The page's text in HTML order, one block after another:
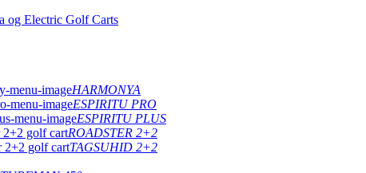
HARMONYA
ESPIRITU PRO
ESPIRITU PLUS
ROADSTER 2+2
TAGSUHID 2+2